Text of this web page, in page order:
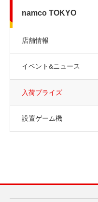
namco TOKYO
店舗情報
イベント&ニュース
入荷プライズ
設置ゲーム機